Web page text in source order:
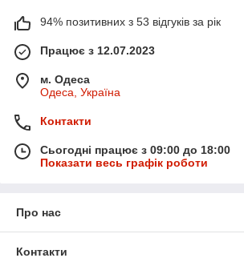
94% позитивних з 53 відгуків за рік
Працює з 12.07.2023
м. Одеса
Одеса, Україна
Контакти
Сьогодні працює з 09:00 до 18:00
Показати весь графік роботи
Про нас
Контакти